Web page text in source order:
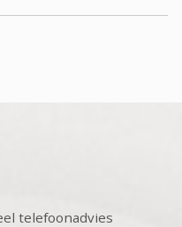
telefoonadvies